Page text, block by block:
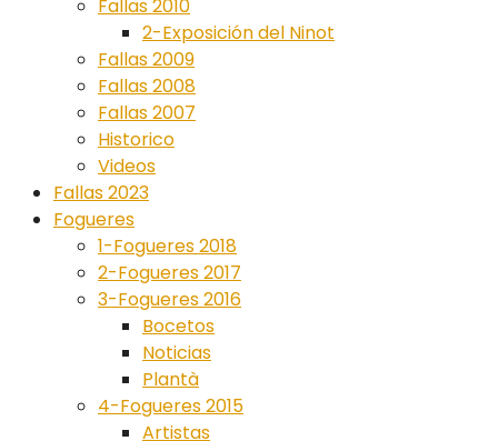
Fallas 2010
2-Exposición del Ninot
Fallas 2009
Fallas 2008
Fallas 2007
Historico
Videos
Fallas 2023
Fogueres
1-Fogueres 2018
2-Fogueres 2017
3-Fogueres 2016
Bocetos
Noticias
Plantà
4-Fogueres 2015
Artistas